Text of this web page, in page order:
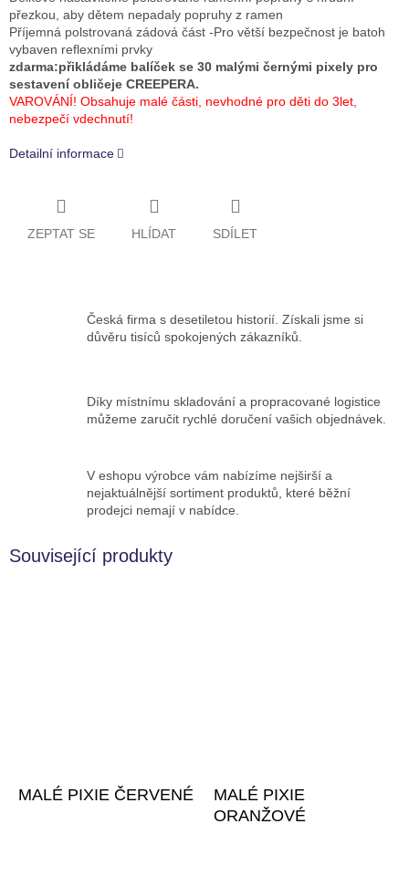
přezkou, aby dětem nepadaly popruhy z ramen
Příjemná polstrovaná zádová část -Pro větší bezpečnost je batoh
vybaven reflexními prvky
zdarma:přikládáme balíček se 30 malými černými pixely pro
sestavení obličeje CREEPERA.
VAROVÁNÍ! Obsahuje malé části, nevhodné pro děti do 3let,
nebezpečí vdechnutí!
Detailní informace
ZEPTAT SE HLÍDAT SDÍLET
Česká firma s desetiletou historií. Získali jsme si
důvěru tisíců spokojených zákazníků.
Díky místnímu skladování a propracované logistice
můžeme zaručit rychlé doručení vašich objednávek.
V eshopu výrobce vám nabízíme nejširší a
nejaktuálnější sortiment produktů, které běžní
prodejci nemají v nabídce.
Související produkty
MALÉ PIXIE ČERVENÉ
MALÉ PIXIE
ORANŽOVÉ